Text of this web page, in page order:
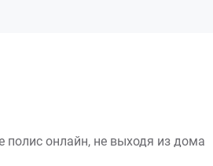
полис онлайн, не выходя из дома